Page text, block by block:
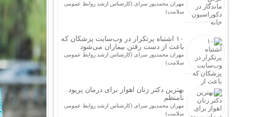
مهران محمدپور سرای (کارشناس ارشد روابط عمومی
سلامت)
۱۰ اشتباه پرتکرار در وب‌سایت پزشکان که
باعث از دست رفتن بیماران می‌شود
مهران محمدپور سرای (کارشناس ارشد روابط عمومی
سلامت)
بهترین دکتر زنان اهواز برای درمان پریود
نامنظم
مهران محمدپور سرای (کارشناس ارشد روابط عمومی
سلامت)